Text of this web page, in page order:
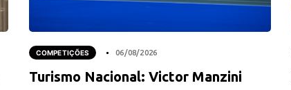
COMPETIÇÕES 06/08/2026
Turismo Nacional: Victor Manzini